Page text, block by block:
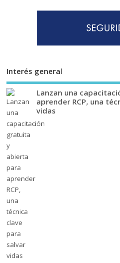
Interés general
Lanzan una
aprender RCP, una
vidas